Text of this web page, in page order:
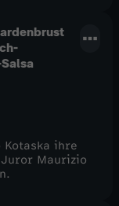
ihre
Maurizio